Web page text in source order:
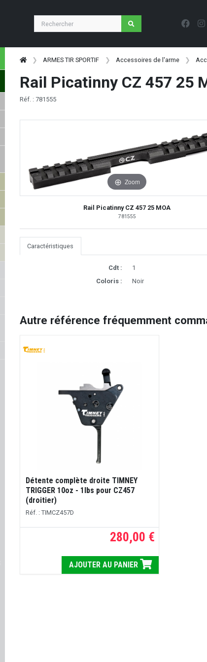
ARMES TIR SPORTIF Accessoires de l'arme
Rail Picatinny CZ 457 25
Réf. : 781555
Zoom
Rail Picatinny CZ 457 25 MOA
781555
Caractéristiques
Cdt :
1
Coloris :
Noir
Autre référence fréquemment
Détente complète droite TIMNEY
TRIGGER 10oz - 1lbs pour CZ457
(droitier)
Réf. : TIMCZ457D
280,00 €
AJOUTER AU PANIER